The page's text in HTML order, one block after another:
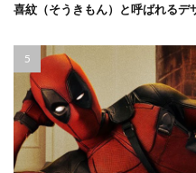
喜紋（そうきもん）と呼ばれるデ